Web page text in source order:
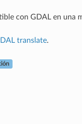
con GDAL en una
translate.